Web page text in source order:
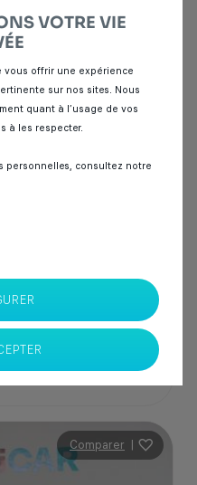
Manuelle
Comparer |
VOTRE VIE
offrir une expérience
sur nos sites. Nous
quant à l’usage de vos
à les respecter.
personnelles, consultez notre